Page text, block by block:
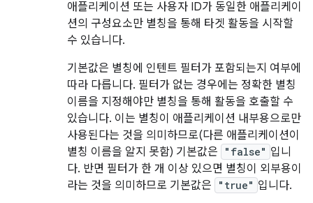
애플리케이션 또는 사용자 ID가 동일한 애플리케이
션의 구성요소만 별칭을 통해 타겟 활동을 시작할
수 있습니다.
기본값은 별칭에 인텐트 필터가 포함되는지 여부에
따라 다릅니다. 필터가 없는 경우에는 정확한 별칭
이름을 지정해야만 별칭을 통해 활동을 호출할 수
있습니다. 이는 별칭이 애플리케이션 내부용으로만
사용된다는 것을 의미하므로(다른 애플리케이션이
별칭 이름을 알지 못함) 기본값은
"false" 입니
다. 반면 필터가 한 개 이상 있으면 별칭이 외부용이
라는 것을 의미하므로 기본값은
"true" 입니다.